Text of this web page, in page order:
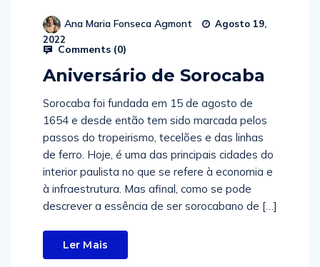
Ana Maria Fonseca Agmont
Agosto 19,
2022
Comments (0)
Aniversário de Sorocaba
Sorocaba foi fundada em 15 de agosto de
1654 e desde então tem sido marcada pelos
passos do tropeirismo, tecelões e das linhas
de ferro. Hoje, é uma das principais cidades do
interior paulista no que se refere à economia e
à infraestrutura. Mas afinal, como se pode
descrever a essência de ser sorocabano de […]
Ler Mais